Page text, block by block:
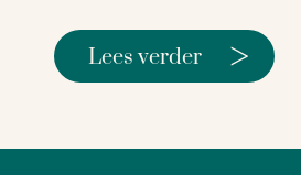
Lees verder >